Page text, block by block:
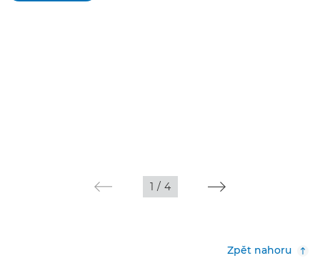
1 / 4
Zpět nahoru